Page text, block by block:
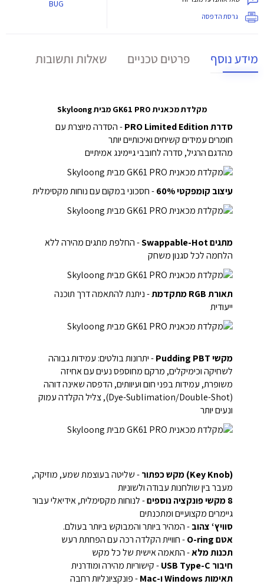
גרסת הדפסה
BUG
מידע נוסף פרטים טכניים שאלות ותשובות
מקלדת מכאנית GK61 PRO מבית Skyloong
סדרת PRO Limited Edition
- הסדרה מיוצרת עם
חומרים עמידים קשיחים ואיכותיים יותר
מהדגם הרגיל, סדרה לחובבי גיימינג אמיתיים
עיצוב קומפקטי 60% - חסכוני במקום עם נוחות מקסימלית
מתגים Swappable-Hot
- החלפת מתגים מהירה ללא
הלחמה לכל סגנון משחק
תאורת RGB מתקדמת
- ניתנת להתאמה דרך תוכנה
ייעודית
מקשי Pudding PBT
- יתרונות בולטים: עמידות גבוהה
לשחיקה וכימיקלים, מרקם מחוספס נעים עם אחיזה
משופרת, עמידות בפני חום ועיוותים, הדפסה שאינה דוהה
(Dye-Sublimation/Double-Shot), צליל הקלדה עמוק
ונעים יותר
(Key Knob) מקש כפתור
- שליטה בעוצמת שמע, מוזיקה,
מעבר בין שולחנות עבודה ולשוניות
8 מקשי פונקציה נוספים
- לנוחות מקסימלית, אידיאלי עבור
גיימרים מקצועיים ומתכנתים
סוויץ‘ צהוב- המהיר ביותר והמבוקש ביותר בעולם.
אטם O-ring
- חוויית הקלדה רכה עם הפחתת רעש
תכנות מלא- התאמה אישית של כל מקש
חיבור USB Type-C
- קישוריות מהירה ומודרנית
תאימות Windows ו-Mac
- פונקציונליות רחבה